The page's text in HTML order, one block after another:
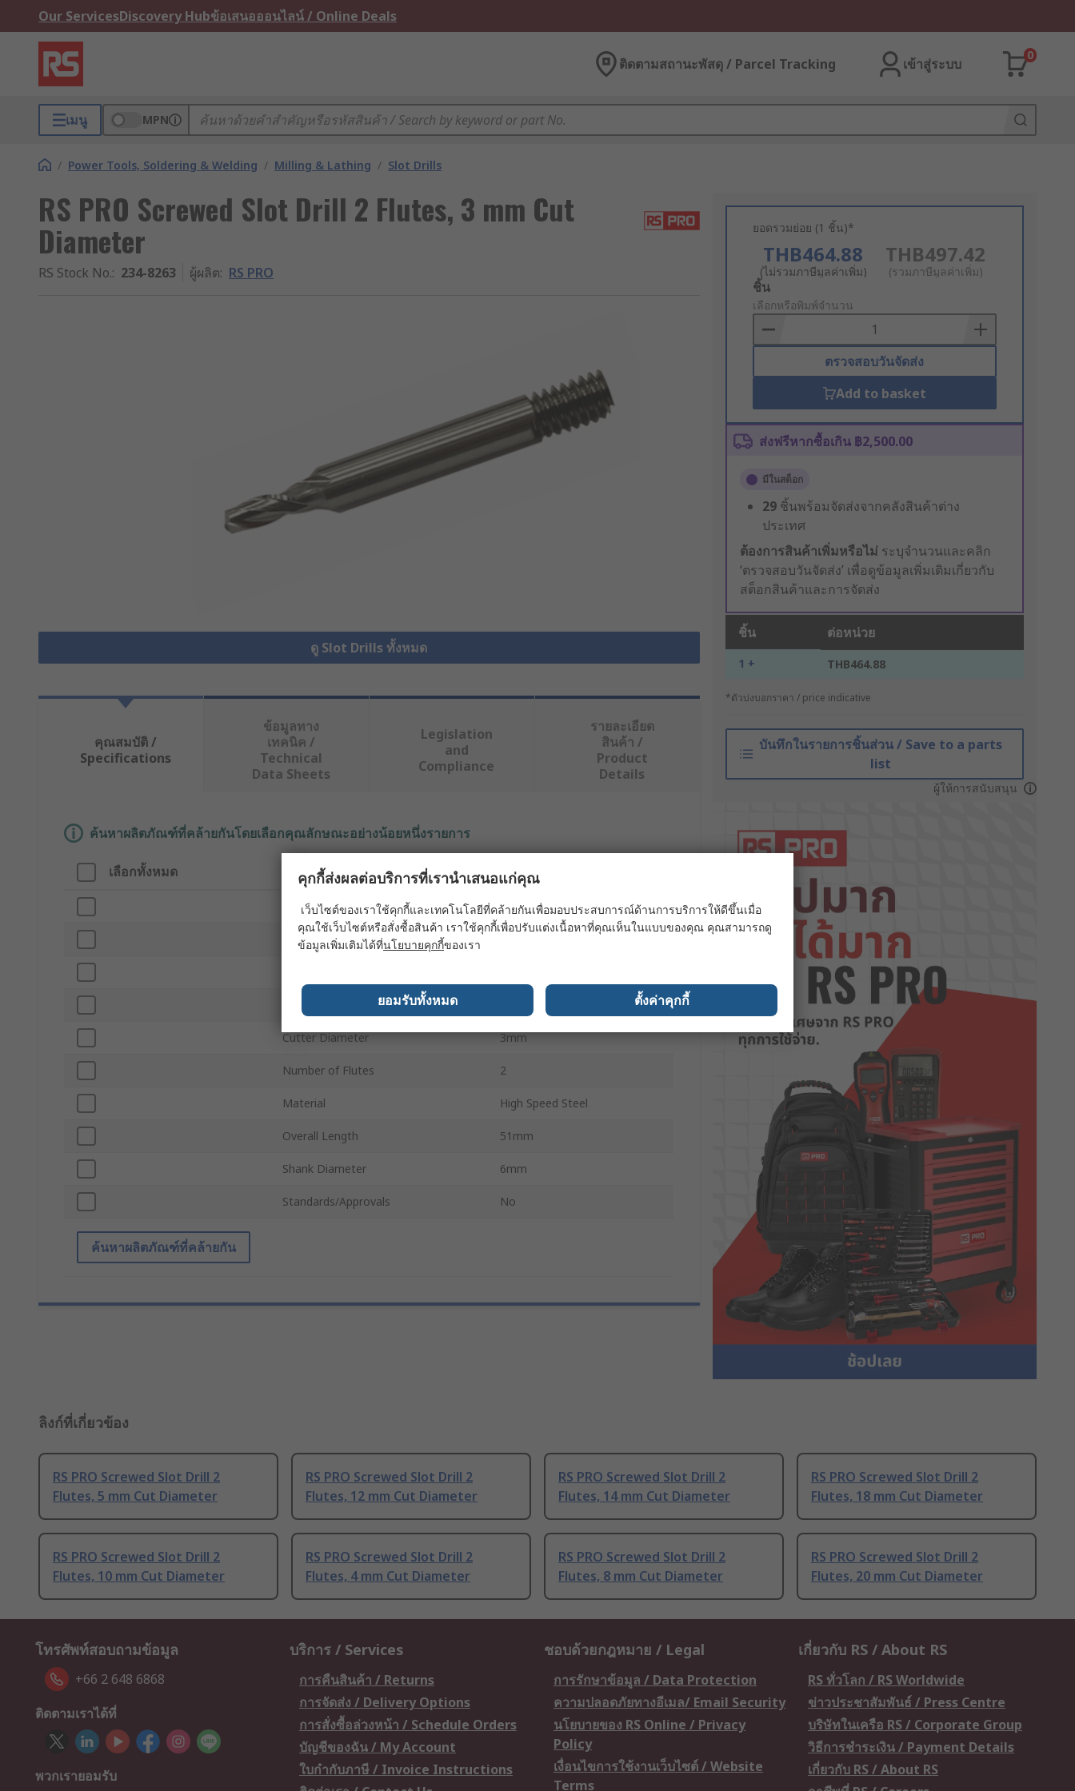
Our ServicesDiscovery Hubข้อเสนอออนไลน์ / Online Deals
ติดตามสถานะพัสดุ / Parcel Tracking เข้าสู่ระบบ
0
เมนู MPN
/ Power Tools, Soldering & Welding / Milling & Lathing / Slot Drills
RS PRO Screwed Slot Drill 2 Flutes, 3 mm Cut
Diameter
RS Stock No.: 234-8263 ผู้ผลิต: RS PRO
ดู Slot Drills ทั้งหมด
ยอดรวมย่อย (1 ชิ้น)*
THB464.88
(ไม่รวมภาษีมูลค่าเพิ่ม)
THB497.42
(รวมภาษีมูลค่าเพิ่ม)
Add
to
Basket
ชิ้น
เลือกหรือพิมพ์จำนวน
ตรวจสอบวันจัดส่ง
Add to basket
ส่งฟรีหากซื้อเกิน ฿2,500.00
มีในสต็อก
29 ชิ้นพร้อมจัดส่งจากคลังสินค้าต่าง
ประเทศ
ต้องการสินค้าเพิ่มหรือไม่ ระบุจำนวนและคลิก
‘ตรวจสอบวันจัดส่ง’ เพื่อดูข้อมูลเพิ่มเติมเกี่ยวกับ
สต็อกสินค้าและการจัดส่ง
ชิ้น ต่อหน่วย
1 + THB464.88
*ตัวบ่งบอกราคา / price indicative
บันทึกในรายการชิ้นส่วน / Save to a parts
list
ผู้ให้การสนับสนุน
คุณสมบัติ /
Specifications
ข้อมูลทาง
เทคนิค /
Technical
Data Sheets
Legislation
and
Compliance
รายละเอียด
สินค้า /
Product
Details
ค้นหาผลิตภัณฑ์ที่คล้ายกันโดยเลือกคุณลักษณะอย่างน้อยหนึ่งรายการ
เลือกทั้งหมด คุณลักษณะ ค่า
Brand RS PRO
Product Type
Cutter Diameter 3mm
Number of Flutes 2
Material High Speed Steel
Overall Length 51mm
Shank Diameter 6mm
Standards/Approvals No
ค้นหาผลิตภัณฑ์ที่คล้ายกัน
ลิงก์ที่เกี่ยวข้อง
RS PRO Screwed Slot Drill 2
Flutes, 5 mm Cut Diameter
RS PRO Screwed Slot Drill 2
Flutes, 12 mm Cut Diameter
RS PRO Screwed Slot Drill 2
Flutes, 14 mm Cut Diameter
RS PRO Screwed Slot Drill 2
Flutes, 18 mm Cut Diameter
RS PRO Screwed Slot Drill 2
Flutes, 10 mm Cut Diameter
RS PRO Screwed Slot Drill 2
Flutes, 4 mm Cut Diameter
RS PRO Screwed Slot Drill 2
Flutes, 8 mm Cut Diameter
RS PRO Screwed Slot Drill 2
Flutes, 20 mm Cut Diameter
โทรศัพท์สอบถามข้อมูล
+66 2 648 6868
ติดตามเราได้ที่
พวกเรายอมรับ
บริการ / Services
การคืนสินค้า / Returns
การจัดส่ง / Delivery Options
การสั่งซื้อล่วงหน้า / Schedule Orders
บัญชีของฉัน / My Account
ใบกำกับภาษี / Invoice Instructions
ชอบด้วยกฎหมาย / Legal
การรักษาข้อมูล / Data Protection
ความปลอดภัยทางอีเมล/ Email Security
นโยบายของ RS Online / Privacy
Policy
เงื่อนไขการใช้งานเว็บไซต์ / Website
Terms
เกี่ยวกับ RS / About RS
RS ทั่วโลก / RS Worldwide
ข่าวประชาสัมพันธ์ / Press Centre
บริษัทในเครือ RS / Corporate Group
วิธีการชำระเงิน / Payment Details
เกี่ยวกับ RS / About RS
คุกกี้ส่งผลต่อบริการที่เรานำเสนอแก่คุณ
เว็บไซต์ของเราใช้คุกกี้และเทคโนโลยีที่คล้ายกันเพื่อมอบประสบการณ์ด้านการบริการให้ดีขึ้นเมื่อ
คุณใช้เว็บไซต์หรือสั่งซื้อสินค้า เราใช้คุกกี้เพื่อปรับแต่งเนื้อหาที่คุณเห็นในแบบของคุณ คุณสามารถดู
ข้อมูลเพิ่มเติมได้ที่นโยบายคุกกี้ของเรา
ยอมรับทั้งหมด ตั้งค่าคุกกี้